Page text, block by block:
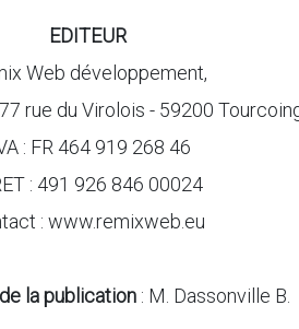
EDITEUR
Web développement,
rue du Virolois - 59200
: FR 464 919 268 46
: 491 926 846 00024
: www.remixweb.eu
la publication : M. Dassonville B.